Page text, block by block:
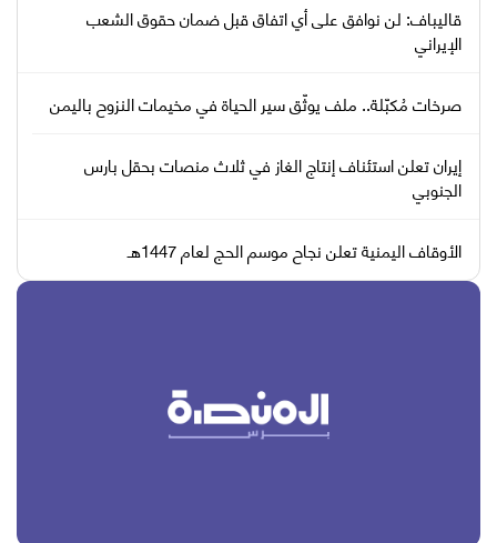
قاليباف: لن نوافق على أي اتفاق قبل ضمان حقوق الشعب
الإيراني
صرخات مُكبّلة.. ملف يوثّق سير الحياة في مخيمات النزوح باليمن
إيران تعلن استئناف إنتاج الغاز في ثلاث منصات بحقل بارس
الجنوبي
الأوقاف اليمنية تعلن نجاح موسم الحج لعام 1447هـ